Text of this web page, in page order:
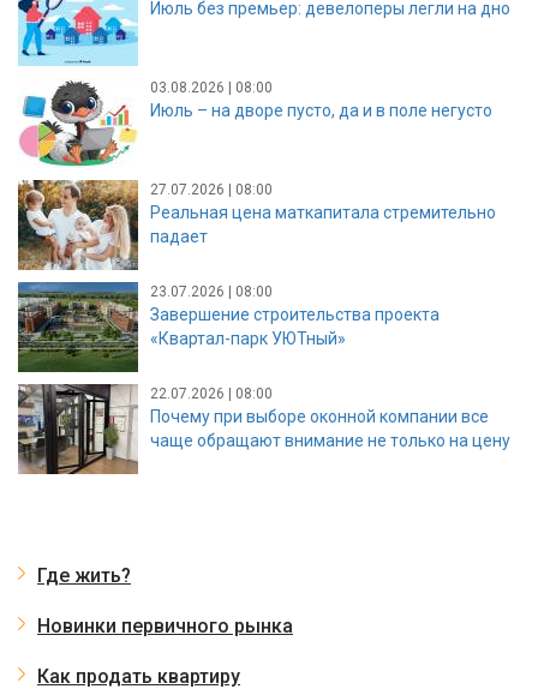
Июль без премьер: девелоперы легли на дно
03.08.2026 | 08:00
Июль – на дворе пусто, да и в поле негусто
27.07.2026 | 08:00
Реальная цена маткапитала стремительно
падает
23.07.2026 | 08:00
Завершение строительства проекта
«Квартал-парк УЮТный»
22.07.2026 | 08:00
Почему при выборе оконной компании все
чаще обращают внимание не только на цену
Где жить?
Новинки первичного рынка
Как продать квартиру